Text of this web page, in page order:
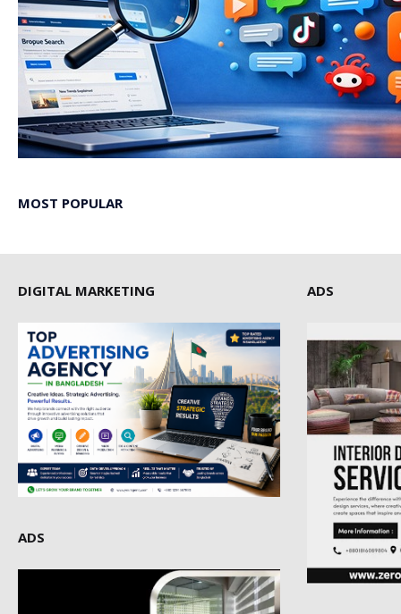
MOST POPULAR
DIGITAL MARKETING
ADS
ADS